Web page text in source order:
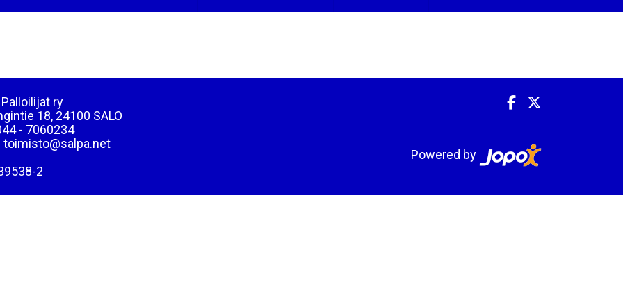
ry
18, 24100 SALO
- 7060234
toimisto@salpa.net
2
Powered by